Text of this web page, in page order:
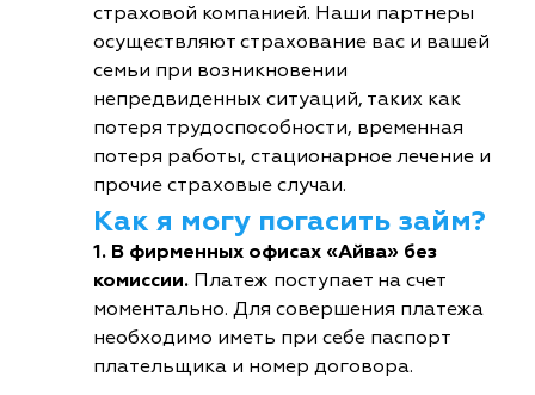
страховой компанией. Наши партнеры
осуществляют страхование вас и вашей
семьи при возникновении
непредвиденных ситуаций, таких как
потеря трудоспособности, временная
потеря работы, стационарное лечение и
прочие страховые случаи.
Как я могу погасить займ?
1. В фирменных офисах «Айва» без
комиссии. Платеж поступает на счет
моментально. Для совершения платежа
необходимо иметь при себе паспорт
плательщика и номер договора.